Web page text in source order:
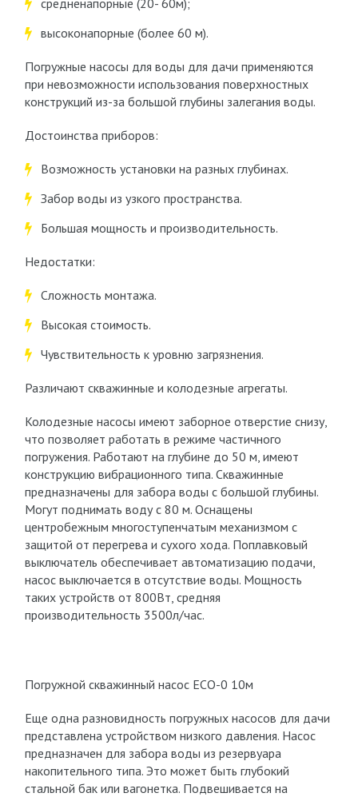
средненапорные (20- 60м);
высоконапорные (более 60 м).
Погружные насосы для воды для дачи применяются
при невозможности использования поверхностных
конструкций из-за большой глубины залегания воды.
Достоинства приборов:
Возможность установки на разных глубинах.
Забор воды из узкого пространства.
Большая мощность и производительность.
Недостатки:
Сложность монтажа.
Высокая стоимость.
Чувствительность к уровню загрязнения.
Различают скважинные и колодезные агрегаты.
Колодезные насосы имеют заборное отверстие снизу,
что позволяет работать в режиме частичного
погружения. Работают на глубине до 50 м, имеют
конструкцию вибрационного типа. Скважинные
предназначены для забора воды с большой глубины.
Могут поднимать воду с 80 м. Оснащены
центробежным многоступенчатым механизмом с
защитой от перегрева и сухого хода. Поплавковый
выключатель обеспечивает автоматизацию подачи,
насос выключается в отсутствие воды. Мощность
таких устройств от 800Вт, средняя
производительность 3500л/час.
Погружной скважинный насос ECO-0 10м
Еще одна разновидность погружных насосов для дачи
представлена устройством низкого давления. Насос
предназначен для забора воды из резервуара
накопительного типа. Это может быть глубокий
стальной бак или вагонетка. Подвешивается на